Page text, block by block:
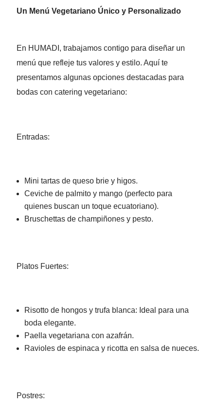
Un Menú Vegetariano Único y Personalizado
En HUMADI, trabajamos contigo para diseñar un
menú que refleje tus valores y estilo. Aquí te
presentamos algunas opciones destacadas para
bodas con catering vegetariano:
Entradas:
Mini tartas de queso brie y higos.
Ceviche de palmito y mango (perfecto para
quienes buscan un toque ecuatoriano).
Bruschettas de champiñones y pesto.
Platos Fuertes:
Risotto de hongos y trufa blanca: Ideal para una
boda elegante.
Paella vegetariana con azafrán.
Ravioles de espinaca y ricotta en salsa de nueces.
Postres: